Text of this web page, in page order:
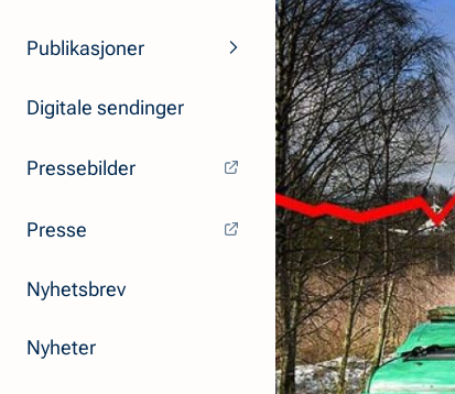
Publikasjoner
Digitale sendinger
Pressebilder
Presse
Nyhetsbrev
Nyheter